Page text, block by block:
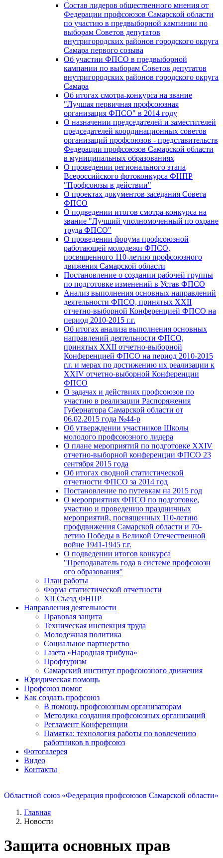
Состав лидеров общественного мнения от
Федерации профсоюзов Самарской области
по участию в предвыборной кампании по
выборам Советов депутатов
внутригородских районов городского округа
Самара первого созыва
Об участии ФПСО в предвыборной
кампании по выборам Советов депутатов
внутригородских районов городского округа
Самара
Об итогах смотра-конкурса на звание
"Лучшая первичная профсоюзная
организация ФПСО" в 2014 году
О назначении председателей и заместителей
председателей координационных советов
организаций профсоюзов - представительств
Федерации профсоюзов Самарской области
в муниципальных образованиях
О проведении регионального этапа
Всероссийского фотоконкурса ФНПР
"Профсоюзы в действии"
О проектах документов заседания Совета
ФПСО
О подведении итогов смотра-конкурса на
звание "Лучший уполномоченный по охране
труда ФПСО"
О проведении форума профсоюзной
работающей молодежи ФПСО,
посвященного 110-летию профсоюзного
движения Самарской области
Постановление о создании рабочей группы
по подготовке изменений в Устав ФПСО
Анализ выполнения основных направлений
деятельности ФПСО, принятых XXII
отчетно-выборной Конференцией ФПСО на
период 2010-2015 г.г.
Об итогах анализа выполнения основных
направлений деятельности ФПСО,
принятых XXII отчетно-выборной
Конференцией ФПСО на период 2010-2015
г.г. и мерах по достижению их реализации к
XXIV отчетно-выборной Конференции
ФПСО
О задачах и действиях профсоюзов по
участию в реализации Распоряжения
Губернатора Самарской области от
06.02.2015 года №44-р
Об утверждении участников Школы
молодого профсоюзного лидера
О плане мероприятий по подготовке XXIV
отчетно-выборной конференции ФПСО 23
сентября 2015 года
Об итогах сводной статистической
отчетности ФПСО за 2014 год
Постановление по путевкам на 2015 год
О мероприятиях ФПСО по подготовке,
участию и проведению праздничных
мероприятий, посвященных 110-летию
профдвижения Самарской области и 70-
летию Победы в Великой Отечественной
войне 1941-1945 г.г.
О подведении итогов конкурса
"Преподаватель года в системе профсоюзн
ого образования"
План работы
Форма статистической отчетности
XII Съезд ФНПР
Направления деятельности
Правовая защита
Техническая инспекция труда
Молодежная политика
Социальное партнерство
Газета «Народная трибуна»
Профтуризм
Самарский институт профсоюзного движения
Юридическая помощь
Профсоюз помог
Как создать профсоюз
В помощь профсоюзным организаторам
Методика создания профсоюзных организаций
Регламент Конференции
Памятка: технология работы по вовлечению
работников в профсоюз
Фотогалерея
Видео
Контакты
Областной союз «Федерация профсоюзов Самарской области»
Главная
Новости
Защита основных прав